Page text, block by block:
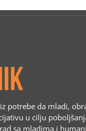
potrebe da mladi,
u cilju
sa mladima i